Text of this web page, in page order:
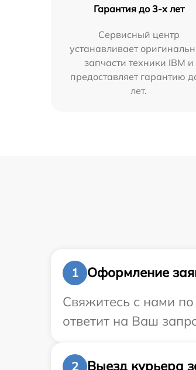
Гарантия до 3-х лет
Сервисный центр
устанавливает
запчасти техники IBM и
предоставляет гарантию
лет.
1
Оформление
Свяжитесь с нами
ответит на Ваш
2
Выезд курьера